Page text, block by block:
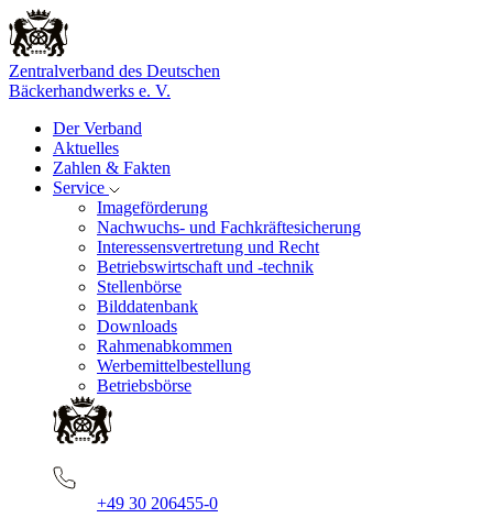
Zentralverband des Deutschen
Bäckerhandwerks e. V.
Der Verband
Aktuelles
Zahlen & Fakten
Service
Imageförderung
Nachwuchs- und Fachkräftesicherung
Interessensvertretung und Recht
Betriebswirtschaft und -technik
Stellenbörse
Bilddatenbank
Downloads
Rahmenabkommen
Werbemittelbestellung
Betriebsbörse
+49 30 206455-0